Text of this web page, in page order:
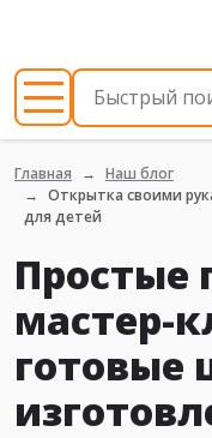
Главная
Наш блог
Открытка своими
для детей
Простые
мастер-
готовые